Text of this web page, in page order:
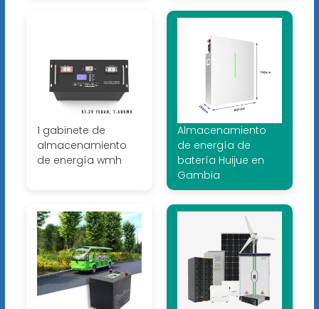
1 gabinete de
almacenamiento
de energía wmh
Almacenamiento
de energía de
batería Huijue en
Gambia